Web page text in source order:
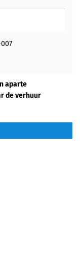
aparte
de verhuur